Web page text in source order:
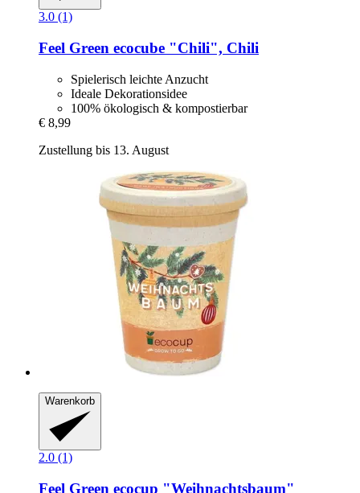
3.0 (1)
Feel Green ecocube "Chili", Chili
Spielerisch leichte Anzucht
Ideale Dekorationsidee
100% ökologisch & kompostierbar
€ 8,99
Zustellung bis 13. August
Warenkorb
2.0 (1)
Feel Green ecocup "Weihnachtsbaum"